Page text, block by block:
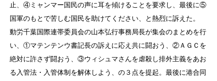
止、④ミャンマー国民の声に耳を傾けることを要求し、最後に⑤
国軍のもとで苦しむ国民を助けてください、と熱烈に訴えた。
動労千葉国際連帯委員会の山本弘行事務局長が集会のまとめを行
い、①マテンテンウ書記長の訴えに応え共に闘おう、②ＡＧＣを
絶対に許さず闘おう、③ウィシュマさんを虐殺し排外主義をあお
る入管法・入管体制を解体しよう、の３点を提起。最後に港合同